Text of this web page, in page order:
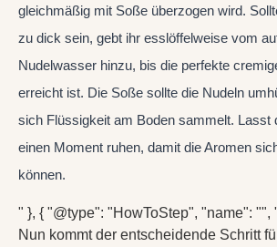
gleichmäßig mit Soße überzogen wird.
zu dick sein, gebt ihr esslöffelweise vom
Nudelwasser hinzu, bis die perfekte
erreicht ist. Die Soße sollte die Nudeln
sich Flüssigkeit am Boden sammelt. Lasst
einen Moment ruhen, damit die Aromen
können.
" }, { "@type": "HowToStep", "name": "",
Nun kommt der entscheidende Schritt